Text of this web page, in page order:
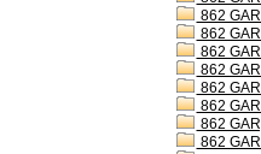
862
862 GARl
862
862
862
862
862
862